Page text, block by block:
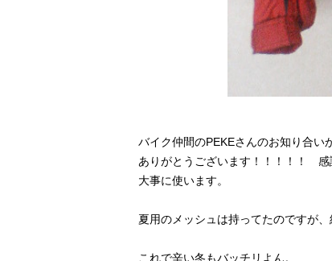
バイク仲間のPEKEさんのお知り合い
ありがとうございます！！！！！ 感
大事に使います。
夏用のメッシュは持ってたのですが
これで辛い冬もバッチリよん。